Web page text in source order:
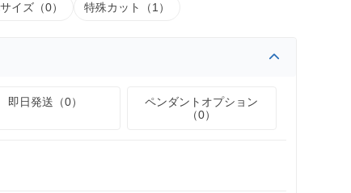
イズ（0） 特殊カット（1）
即日発送（0）
ペンダントオプション
（0）